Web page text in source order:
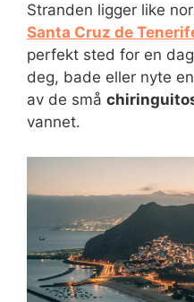
Stranden ligger like
Santa Cruz de
perfekt sted for en
deg, bade eller nyte
av de små
vannet.